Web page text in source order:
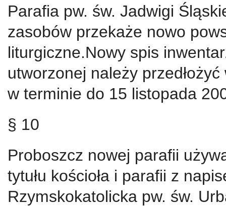
Parafia pw. św. Jadwigi
zasobów przekaże nowo
liturgiczne.Nowy spis
utworzonej należy
w terminie do 15 listopada
§ 10
Proboszcz nowej parafii
tytułu kościoła i parafii z
Rzymskokatolicka pw. św.